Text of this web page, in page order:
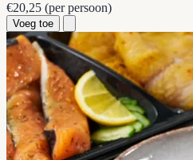
€20,25 (per persoon)
Voeg toe